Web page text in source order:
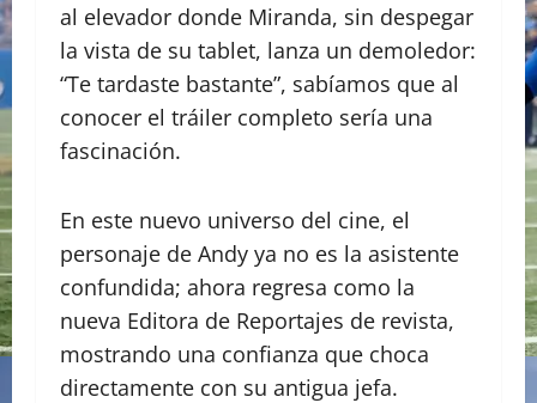
al elevador donde Miranda, sin despegar
la vista de su tablet, lanza un demoledor:
“Te tardaste bastante”, sabíamos que al
conocer el tráiler completo sería una
fascinación.
​En este nuevo universo del cine, el
personaje de Andy ya no es la asistente
confundida; ahora regresa como la
nueva Editora de Reportajes de revista,
mostrando una confianza que choca
directamente con su antigua jefa.